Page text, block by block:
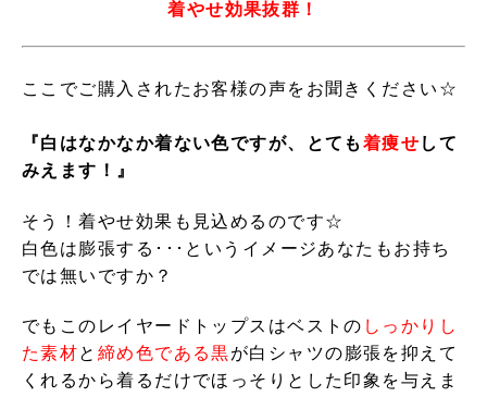
着やせ効果抜群！
ここでご購入されたお客様の声をお聞きください☆
『白はなかなか着ない色ですが、とても 着痩せ して
みえます！』
そう！着やせ効果も見込めるのです☆
白色は膨張する･･･というイメージあなたもお持ち
では無いですか？
でもこのレイヤードトップスはベストの しっかりし
た素材と 締め色である黒が白シャツの膨張を抑えて
くれるから着るだけでほっそりとした印象を与えま